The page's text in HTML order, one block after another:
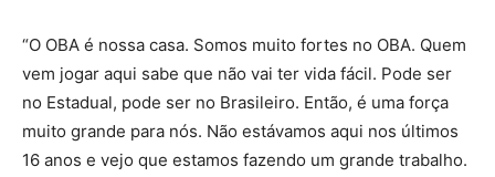
“O OBA é nossa casa. Somos muito fortes no OBA. Quem
vem jogar aqui sabe que não vai ter vida fácil. Pode ser
no Estadual, pode ser no Brasileiro. Então, é uma força
muito grande para nós. Não estávamos aqui nos últimos
16 anos e vejo que estamos fazendo um grande trabalho.